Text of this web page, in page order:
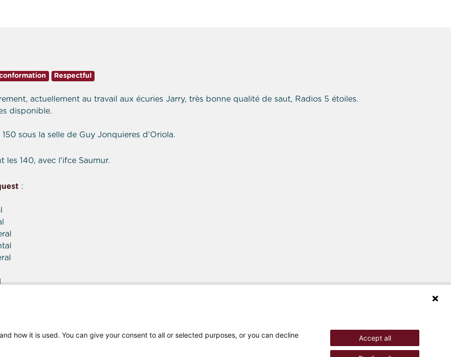
Respectful
actuellement au travail aux écuries Jarry, très bonne qualité de saut, Radios 5 étoiles.
disponible.
sous la selle de Guy Jonquieres d'Oriola.
les 140, avec l'ifce Saumur.
:
how it is used. You can give your consent to all or selected purposes, or you can decline
Accept all